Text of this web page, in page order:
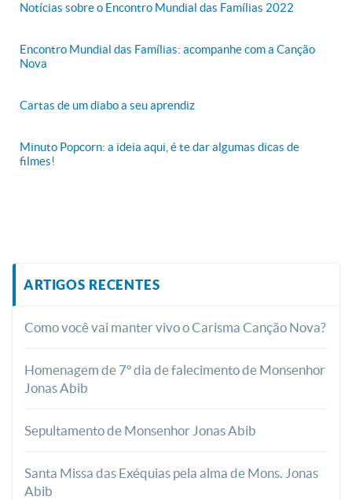
Notícias sobre o Encontro Mundial das Famílias 2022
Encontro Mundial das Famílias: acompanhe com a Canção
Nova
Cartas de um diabo a seu aprendiz
Minuto Popcorn: a ideia aqui, é te dar algumas dicas de
filmes!
ARTIGOS RECENTES
Como você vai manter vivo o Carisma Canção Nova?
Homenagem de 7º dia de falecimento de Monsenhor
Jonas Abib
Sepultamento de Monsenhor Jonas Abib
Santa Missa das Exéquias pela alma de Mons. Jonas
Abib